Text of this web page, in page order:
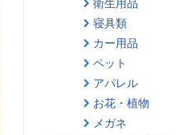
衛生用品
寝具類
カー用品
ペット
アパレル
お花・植物
メガネ